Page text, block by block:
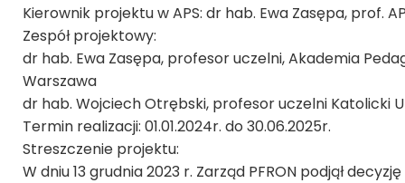
Kierownik projektu w APS: dr hab. Ewa Zasępa, prof.
Zespół projektowy:
dr hab. Ewa Zasępa, profesor uczelni, Akademia
Warszawa
dr hab. Wojciech Otrębski, profesor uczelni Katolicki
Termin realizacji: 01.01.2024r. do 30.06.2025r.
Streszczenie projektu:
W dniu 13 grudnia 2023 r. Zarząd PFRON podjął